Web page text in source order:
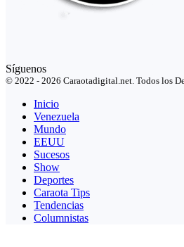
Síguenos
© 2022 - 2026 Caraotadigital.net. Todos los
Inicio
Venezuela
Mundo
EEUU
Sucesos
Show
Deportes
Caraota Tips
Tendencias
Columnistas